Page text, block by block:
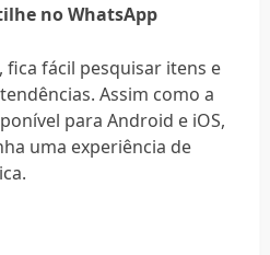
no WhatsApp
fácil pesquisar itens e
Assim como a
para Android e iOS,
uma experiência de